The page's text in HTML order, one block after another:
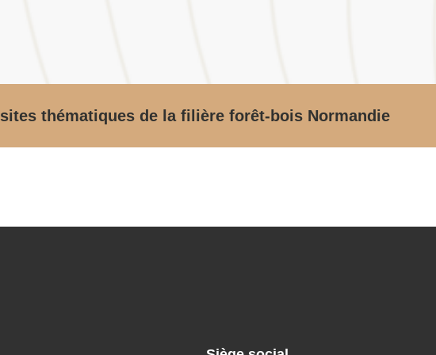
thématiques de la filière forêt-bois Normandie